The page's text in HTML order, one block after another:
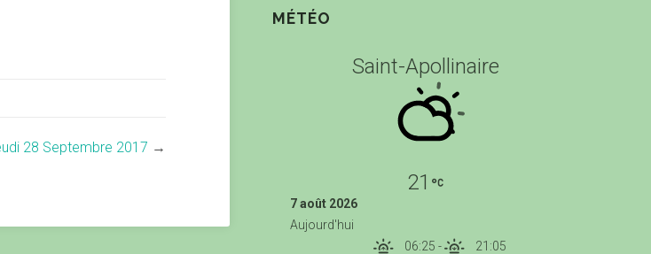
28 Septembre 2017 →
MÉTÉO
Saint-Apollinaire
21
7 août 2026
Aujourd'hui
06:25 - 21:05